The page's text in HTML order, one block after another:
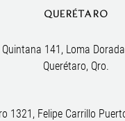
QUERÉTARO
141, Loma
Querétaro, Qro.
1321, Felipe Carrillo